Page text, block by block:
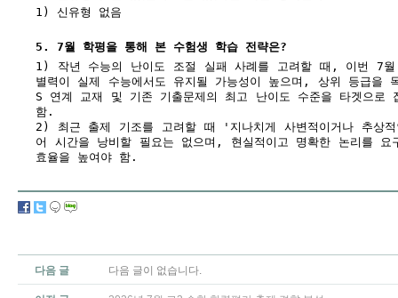
1) 신유형 없음
5. 7월 학평을 통해 본 수험생 학습 전략은?
1) 작년 수능의 난이도 조절 실패 사례를 고려할 때, 이번 7
별력이 실제 수능에서도 유지될 가능성이 높으며, 상위 등급을
S 연계 교재 및 기존 기출문제의 최고 난이도 수준을 타겟으로
함.
2) 최근 출제 기조를 고려할 때 '지나치게 사변적이거나 추상
어 시간을 낭비할 필요는 없으며, 현실적이고 명확한 논리를 요
효율을 높여야 함.
다음 글 다음 글이 없습니다.